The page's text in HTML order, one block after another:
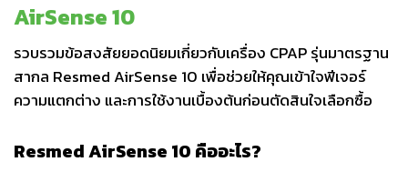
AirSense 10
รวบรวมข้อสงสัยยอดนิยมเกี่ยวกับเครื่อง CPAP รุ่นมาตรฐาน
สากล Resmed AirSense 10 เพื่อช่วยให้คุณเข้าใจฟีเจอร์
ความแตกต่าง และการใช้งานเบื้องต้นก่อนตัดสินใจเลือกซื้อ
Resmed AirSense 10 คืออะไร?